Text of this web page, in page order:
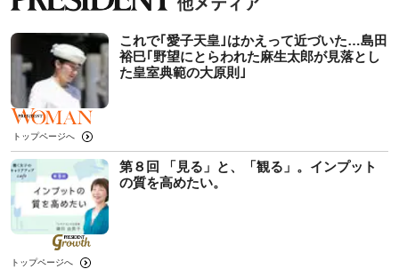
これで｢愛子天皇｣はかえって近づいた…島田
裕巳｢野望にとらわれた麻生太郎が見落とし
た皇室典範の大原則｣
トップページへ
第８回 「見る」と、「観る」。インプット
の質を高めたい。
トップページへ